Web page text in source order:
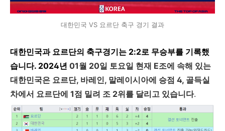
대한민국 VS 요르단 축구 경기 결과
대한민국과 요르단의 축구경기는 2:2로 무승부를 기록했
습니다. 2024년 01월 20일 토요일 현재 E조에 속해 있는
대한민국은 요르단, 바레인, 말레이시아에 승점 4, 골득실
차에서 요르단에 1점 밀려 조 2위를 달리고 있습니다.